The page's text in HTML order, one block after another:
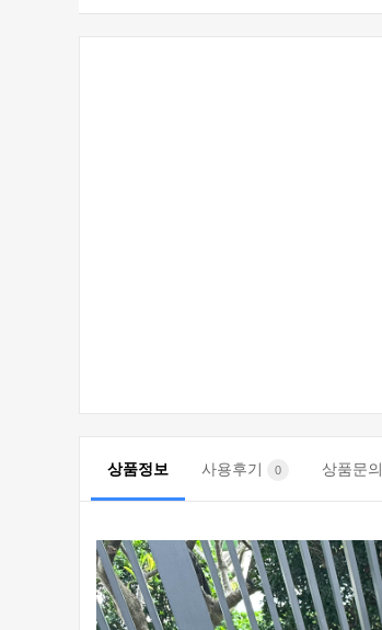
상품정보 사용후기 0 상품문의